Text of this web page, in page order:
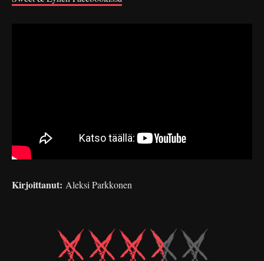
Kirjoittanut: Aleksi Parkkonen